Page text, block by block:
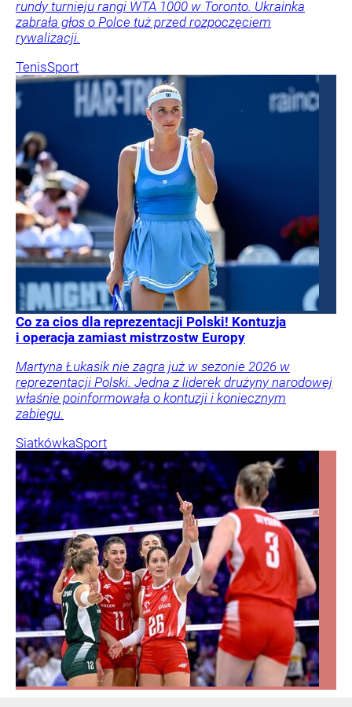
rundy turnieju rangi WTA 1000 w Toronto. Ukrainka
zabrała głos o Polce tuż przed rozpoczęciem
rywalizacji.
TenisSport
Co za cios dla reprezentacji Polski! Kontuzja
i operacja zamiast mistrzostw Europy
Martyna Łukasik nie zagra już w sezonie 2026 w
reprezentacji Polski. Jedna z liderek drużyny narodowej
właśnie poinformowała o kontuzji i koniecznym
zabiegu.
SiatkówkaSport